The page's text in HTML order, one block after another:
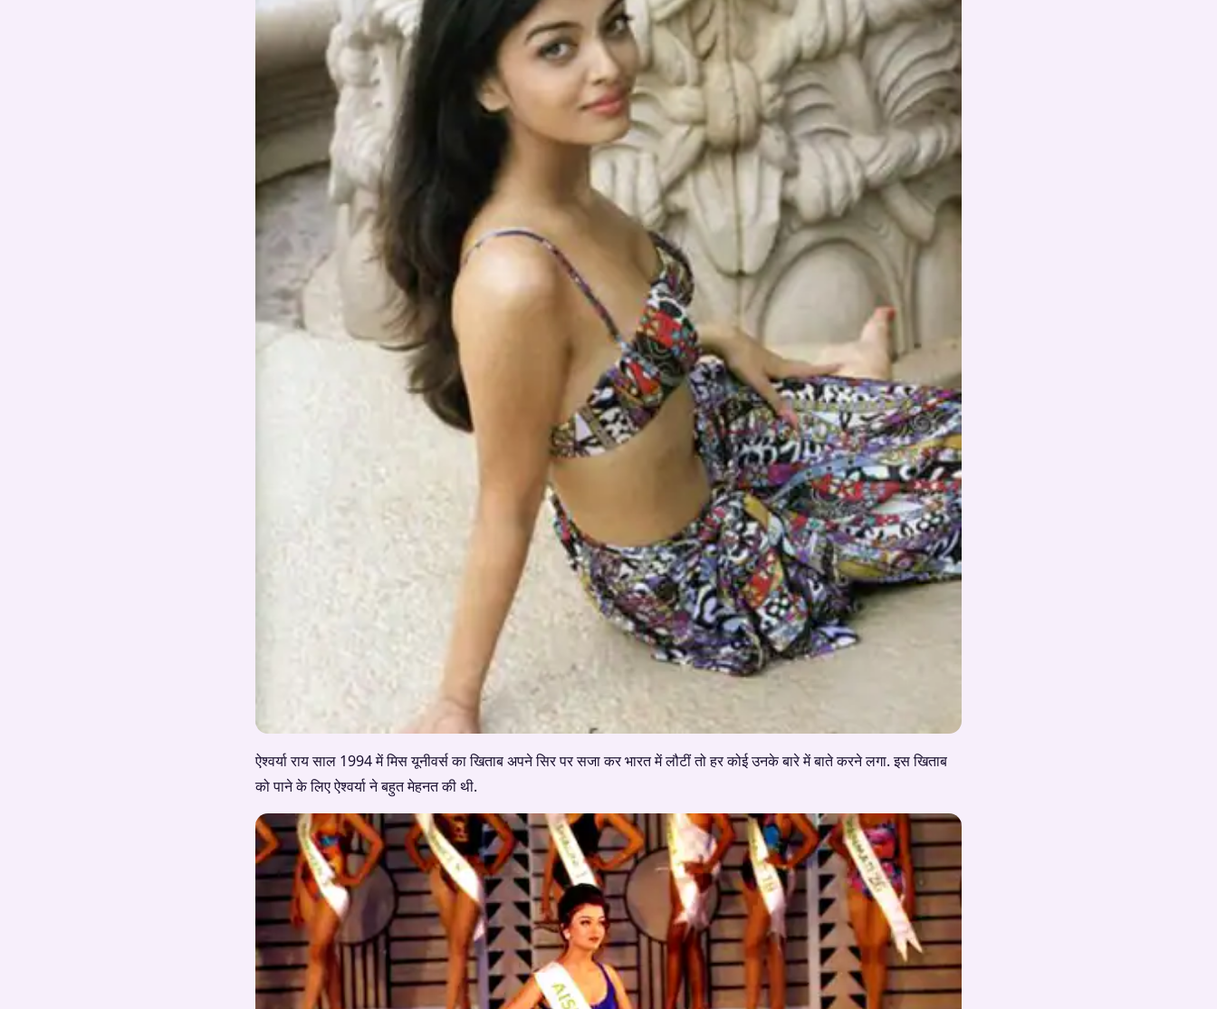
ऐश्वर्या राय साल 1994 में मिस यूनीवर्स का खिताब अपने सिर पर सजा कर भारत में लौटीं तो हर कोई उनके बारे में बाते करने लगा. इस खिताब
को पाने के लिए ऐश्वर्या ने बहुत मेहनत की थी.